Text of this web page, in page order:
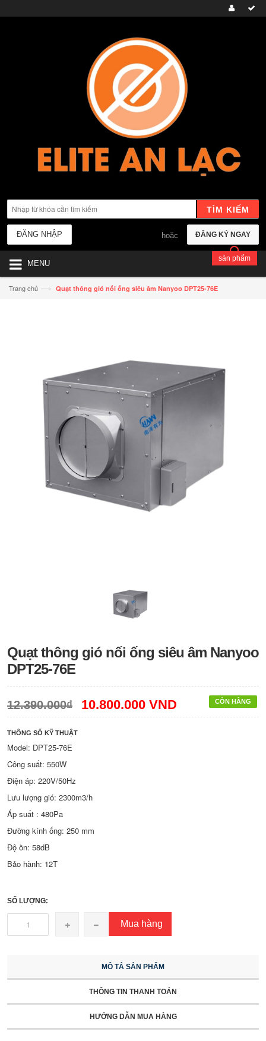
TÌM KIẾM
ĐĂNG KÝ NGAY
hoặc
ĐĂNG NHẬP
MENU
sản phẩm
Trang chủ —› Quạt thông gió nối ống siêu âm Nanyoo DPT25-76E
Quạt thông gió nối ống siêu âm Nanyoo
DPT25-76E
CÒN HÀNG
12.390.000₫ 10.800.000 VND
THÔNG SỐ KỸ THUẬT
Model: DPT25-76E
Công suất: 550W
Điện áp: 220V/50Hz
Lưu lượng gió: 2300m3/h
Áp suất : 480Pa
Đường kính ống: 250 mm
Độ ồn: 58dB
Bảo hành: 12T
SỐ LƯỢNG:
Mua hàng
MÔ TẢ SẢN PHẨM
THÔNG TIN THANH TOÁN
HƯỚNG DẪN MUA HÀNG